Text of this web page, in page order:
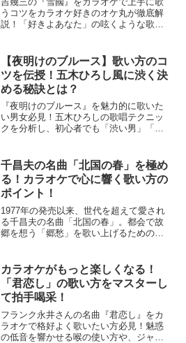
うコツをカラオケ好きのオケ丸が徹底解
説！「好きよあなた」の呟くような歌い
リ」の技術まで詳しく紹介します。この
記事を読んでカラオケの主役になりまし
ょう！
【夜明けのブルース】歌い方のコ
ツを伝授！五木ひろし風に渋く決
める秘訣とは？
『夜明けのブルース』を魅力的に歌いた
い男女必見！五木ひろしの歌唱テクニッ
クを分析し、初心者でも「渋い男」「シ
け方をマスターして、松山の夜の物語を
情感豊かに歌い上げましょう。
千昌夫の名曲「北国の春」を極め
る！カラオケで心に響く歌い方の
ポイント！
1977年の発売以来、世代を超えて愛され
る千昌夫の名曲「北国の春」。都会で故
郷を想う「郷愁」を歌い上げるためのコ
テクニックを学び、カラオケで聴き手の
心に届く一曲を披露しましょう。
カラオケがもっと楽しくなる！
「君恋し」の歌い方をマスターし
て拍手喝采！
フランク永井さんの名曲『君恋し』をカ
ラオケで格好よく歌いたい方必見！魅惑
の低音を響かせる喉の使い方や、ジャズ